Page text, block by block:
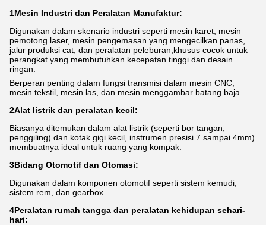
1Mesin Industri dan Peralatan Manufaktur:
Digunakan dalam skenario industri seperti mesin karet, mesin
pemotong laser, mesin pengemasan yang mengecilkan panas,
jalur produksi cat, dan peralatan peleburan,khusus cocok untuk
perangkat yang membutuhkan kecepatan tinggi dan desain
ringan.
Berperan penting dalam fungsi transmisi dalam mesin CNC,
mesin tekstil, mesin las, dan mesin menggambar batang baja.
2Alat listrik dan peralatan kecil:
Biasanya ditemukan dalam alat listrik (seperti bor tangan,
penggiling) dan kotak gigi kecil, instrumen presisi.7 sampai 4mm)
membuatnya ideal untuk ruang yang kompak.
3Bidang Otomotif dan Otomasi:
Digunakan dalam komponen otomotif seperti sistem kemudi,
sistem rem, dan gearbox.
4Peralatan rumah tangga dan peralatan kehidupan sehari-
hari: